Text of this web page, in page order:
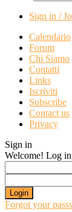
Sign in /
Calendario
Forum
Chi Siamo
Contatti
Links
Iscriviti
Subscribe
Contact us
Privacy
Sign in
Welcome! Log
Forgot your